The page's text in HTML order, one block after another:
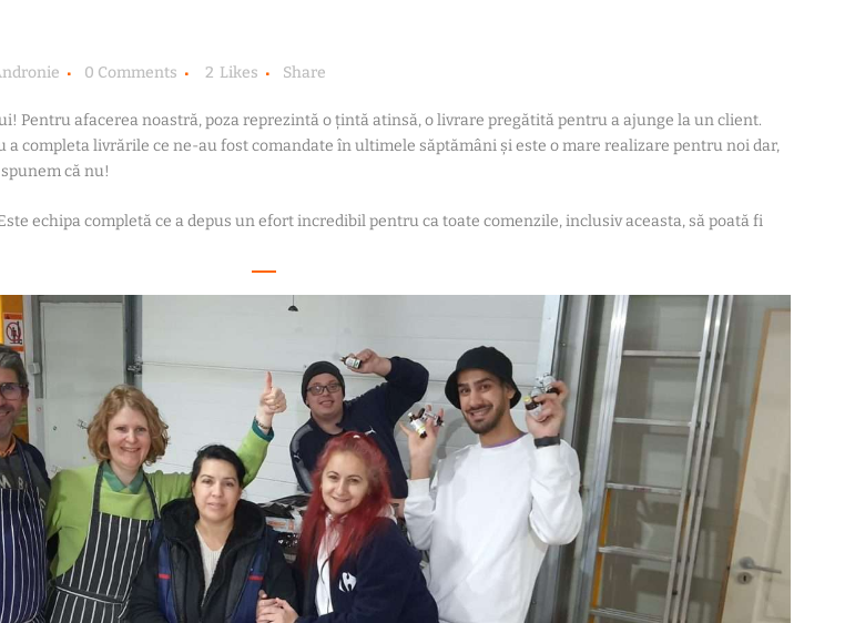
0 Comments 2 Likes Share
Pentru afacerea noastră, poza reprezintă o țintă atinsă, o livrare pregătită pentru a ajunge la un client.
completa livrările ce ne-au fost comandate în ultimele săptămâni și este o mare realizare pentru noi dar,
că nu!
echipa completă ce a depus un efort incredibil pentru ca toate comenzile, inclusiv aceasta, să poată fi